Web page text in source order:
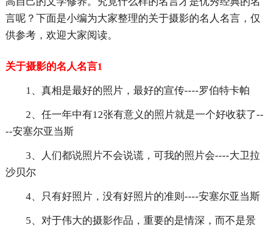
言呢？下面是小编为大家整理的关于摄影的名人名言，仅
供参考，欢迎大家阅读。
关于摄影的名人名言1
1、真相是最好的照片，最好的宣传----罗伯特卡帕
2、任一年中有12张有意义的照片就是一个好收获了--
--安塞尔亚当斯
3、人们都说照片不会说谎，可我的照片会----大卫拉
沙贝尔
4、只有好照片，没有好照片的准则----安塞尔亚当斯
5、对于伟大的摄影作品，重要的是情深，而不是景